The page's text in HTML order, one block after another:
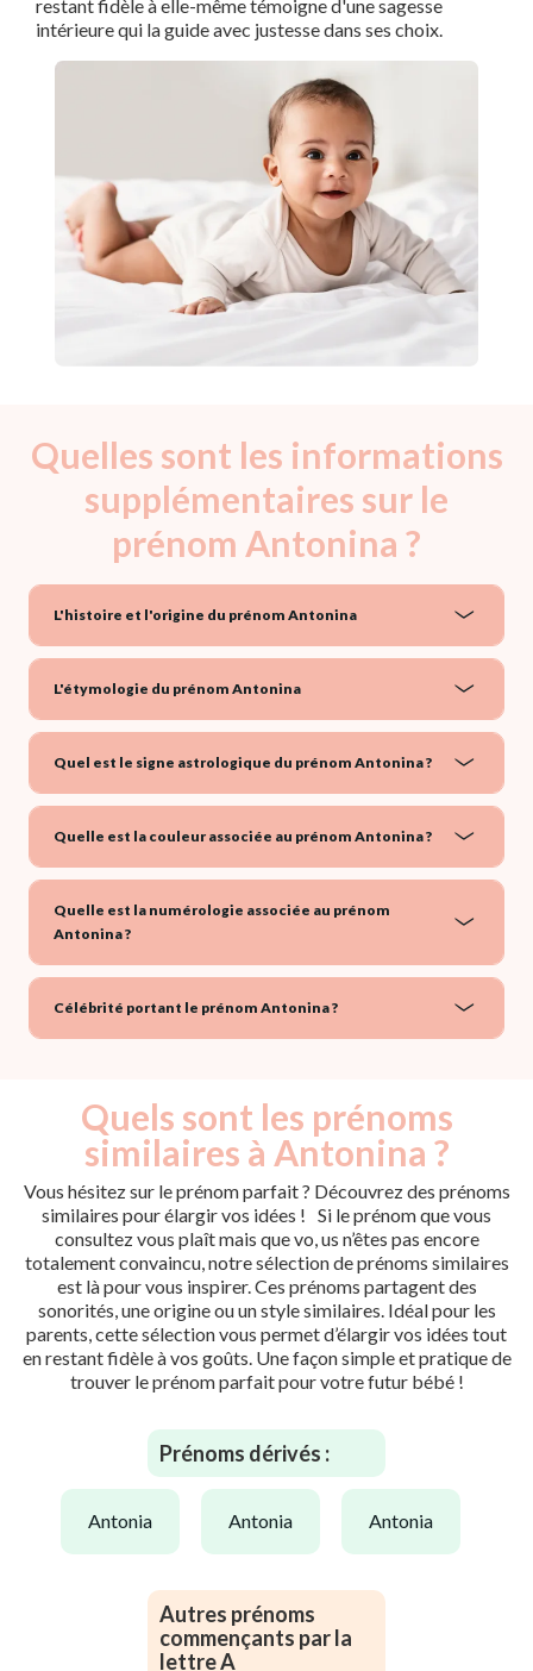
restant fidèle à elle-même témoigne d'une sagesse
intérieure qui la guide avec justesse dans ses choix.
Quelles sont les informations
supplémentaires sur le
prénom Antonina ?
L'histoire et l'origine du prénom Antonina
L'étymologie du prénom Antonina
Quel est le signe astrologique du prénom Antonina ?
Quelle est la couleur associée au prénom Antonina ?
Quelle est la numérologie associée au prénom
Antonina ?
Célébrité portant le prénom Antonina ?
Quels sont les prénoms
similaires à Antonina ?
Vous hésitez sur le prénom parfait ? Découvrez des prénoms
similaires pour élargir vos idées ! Si le prénom que vous
consultez vous plaît mais que vo, us n’êtes pas encore
totalement convaincu, notre sélection de prénoms similaires
est là pour vous inspirer. Ces prénoms partagent des
sonorités, une origine ou un style similaires. Idéal pour les
parents, cette sélection vous permet d’élargir vos idées tout
en restant fidèle à vos goûts. Une façon simple et pratique de
trouver le prénom parfait pour votre futur bébé !
Prénoms dérivés :
antonia antonia antonia
Autres prénoms
commençants par la
lettre A